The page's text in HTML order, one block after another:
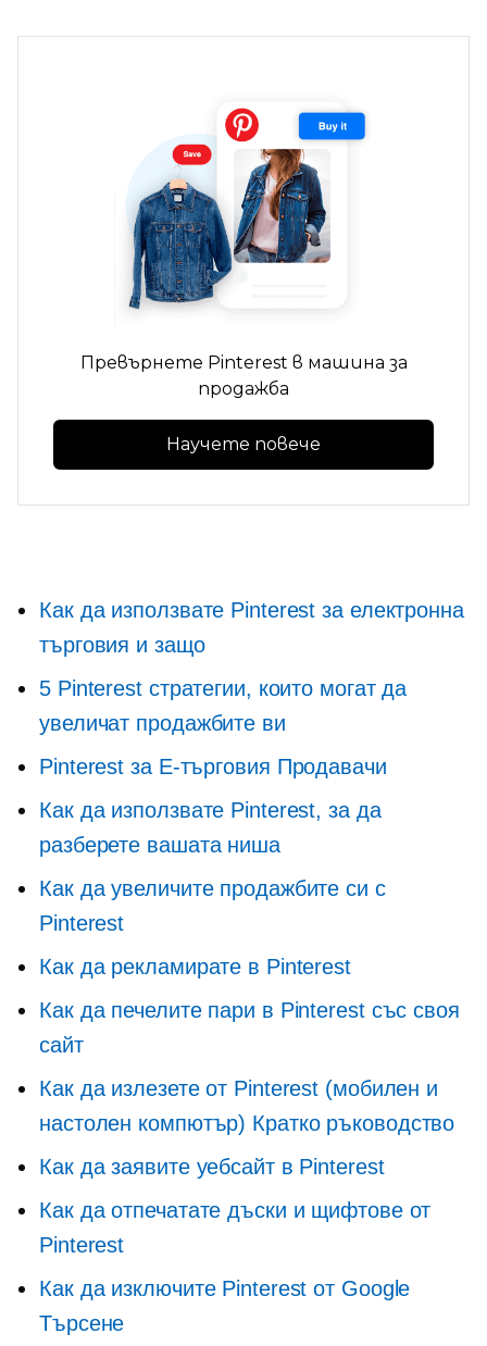
Превърнете Pinterest в машина за
продажба
Научете повече
Как да използвате Pinterest за електронна
търговия и защо
5 Pinterest стратегии, които могат да
увеличат продажбите ви
Pinterest за E-търговия Продавачи
Как да използвате Pinterest, за да
разберете вашата ниша
Как да увеличите продажбите си с
Pinterest
Как да рекламирате в Pinterest
Как да печелите пари в Pinterest със своя
сайт
Как да излезете от Pinterest (мобилен и
настолен компютър) Кратко ръководство
Как да заявите уебсайт в Pinterest
Как да отпечатате дъски и щифтове от
Pinterest
Как да изключите Pinterest от Google
Търсене